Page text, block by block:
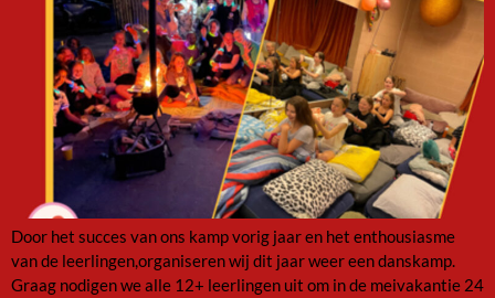
Door het succes van ons kamp vorig jaar en het enthousiasme
van de leerlingen,organiseren wij dit jaar weer een danskamp.
Graag nodigen we alle 12+ leerlingen uit om in de meivakantie 24